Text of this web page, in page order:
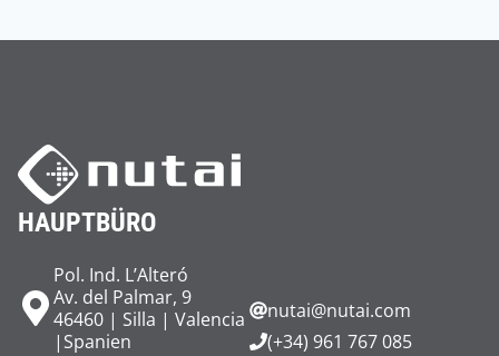
HAUPTBÜRO
Pol. Ind. L’Alteró
Av. del Palmar, 9
46460 | Silla | Valencia
|Spanien
nutai@nutai.com
(+34) 961 767 085